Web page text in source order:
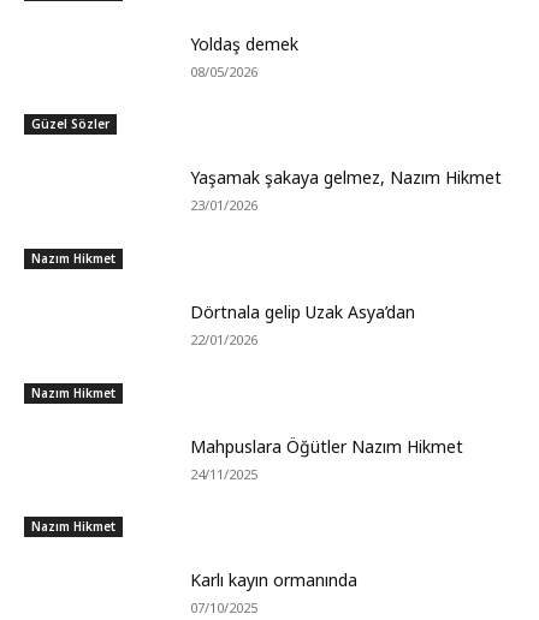
Güzel Sözler
Yoldaş demek
08/05/2026
Nazım Hikmet
Yaşamak şakaya gelmez, Nazım Hikmet
23/01/2026
Nazım Hikmet
Dörtnala gelip Uzak Asya’dan
22/01/2026
Nazım Hikmet
Mahpuslara Öğütler Nazım Hikmet
24/11/2025
Karlı kayın ormanında
07/10/2025